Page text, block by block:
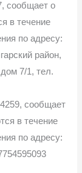
сообщает о
в течение
по адресу:
район,
7/1, тел.
сообщает
в течение
по адресу: